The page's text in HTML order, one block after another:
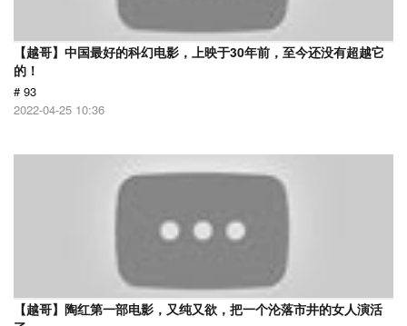
【越哥】中国最好的科幻电影，上映于30年前，至今还没有超越它
的！
# 93
2022-04-25 10:36
【越哥】陶红第一部电影，又纯又欲，把一个沦落市井的女人演活